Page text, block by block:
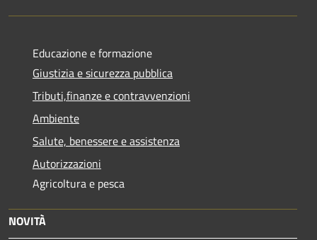
Educazione e formazione
Giustizia e sicurezza pubblica
Tributi,finanze e contravvenzioni
Ambiente
Salute, benessere e assistenza
Autorizzazioni
Agricoltura e pesca
NOVITÀ